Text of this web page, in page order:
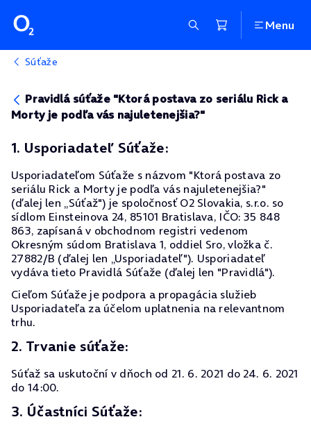
Menu
Súťaže
Pravidlá súťaže "Ktorá postava zo seriálu Rick a
Morty je podľa vás najuletenejšia?"
1. Usporiadateľ Súťaže:
Usporiadateľom Súťaže s názvom "Ktorá postava zo
seriálu Rick a Morty je podľa vás najuletenejšia?"
(ďalej len „Súťaž") je spoločnosť O2 Slovakia, s.r.o. so
sídlom Einsteinova 24, 85101 Bratislava, IČO: 35 848
863, zapísaná v obchodnom registri vedenom
Okresným súdom Bratislava 1, oddiel Sro, vložka č.
27882/B (ďalej len „Usporiadateľ"). Usporiadateľ
vydáva tieto Pravidlá Súťaže (ďalej len "Pravidlá").
Cieľom Súťaže je podpora a propagácia služieb
Usporiadateľa za účelom uplatnenia na relevantnom
trhu.
2. Trvanie súťaže:
Súťaž sa uskutoční v dňoch od 21. 6. 2021 do 24. 6. 2021
do 14:00.
3. Účastníci Súťaže: